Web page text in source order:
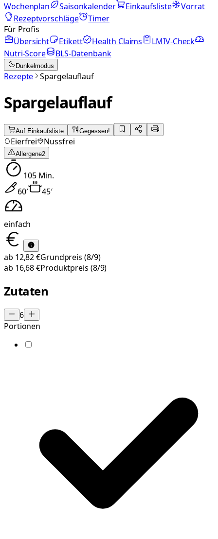
Wochenplan
Saisonkalender Einkaufsliste
Vorrat
Rezeptvorschläge
Timer
Für Profis
Übersicht
Etikett Health Claims
LMIV-Check
Nutri-Score
BLS-Datenbank
Dunkelmodus
Rezepte Spargelauflauf
Spargelauflauf
Auf Einkaufsliste Gegessen!
Eierfrei Nussfrei
Allergene2
105Min.
60′ 45′
einfach
ab 12,82 €Grundpreis (8/9)
ab 16,68 €Produktpreis (8/9)
Zutaten
6
Portionen